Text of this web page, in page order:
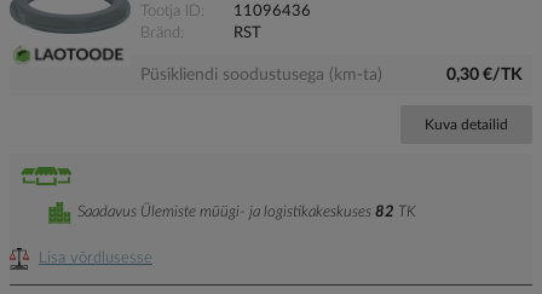
Tootja ID
11096436
Bränd
RST
Püsikliendi soodustusega (km-ta) 0,30 €/TK
Kuva detailid
Lisa võrdlusesse
Saadavus Ülemiste müügi- ja logistikakeskuses 82 TK